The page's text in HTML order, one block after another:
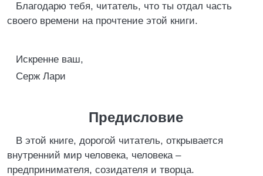
Благодарю тебя, читатель, что ты отдал часть
своего времени на прочтение этой книги.
Искренне ваш,
Серж Лари
Предисловие
В этой книге, дорогой читатель, открывается
внутренний мир человека, человека –
предпринимателя, созидателя и творца.